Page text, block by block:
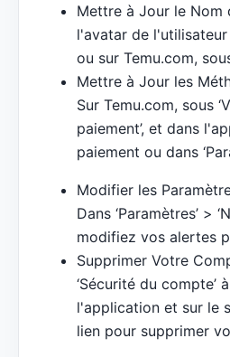
Mettre à Jour le Nom
l'avatar de
ou sur Temu.com,
Mettre à Jour les
Sur Temu.com, sous
paiement’, et dans
paiement ou dans
Modifier les
Dans ‘Paramètres’ >
modifiez vos alertes
Supprimer Votre
‘Sécurité du compte’
l'application et sur le
lien pour supprimer